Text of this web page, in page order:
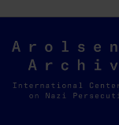
Arolsen
Archives